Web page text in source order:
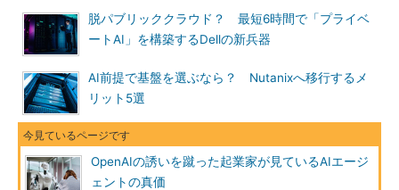
脱パブリッククラウド？ 最短6時間で「プライベ
ートAI」を構築するDellの新兵器
AI前提で基盤を選ぶなら？ Nutanixへ移行するメ
リット5選
OpenAIの誘いを蹴った起業家が見ているAIエージ
ェントの真価